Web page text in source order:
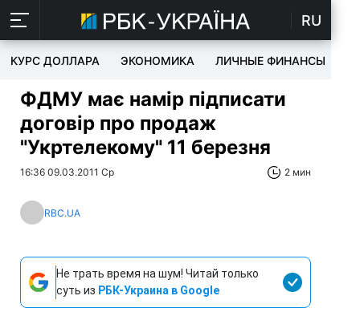
RU
КУРС ДОЛЛАРА ЭКОНОМИКА ЛИЧНЫЕ ФИНАНСЫ
ФДМУ має намір підписати
договір про продаж
"Укртелекому" 11 березня
16:36 09.03.2011 Ср 2 мин
RBC.UA
Не трать время на шум! Читай только
суть из РБК-Украина в Google